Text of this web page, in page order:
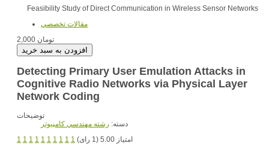
Feasibility Study of Direct Communication in Wireless Sensor Networks
مقالات تخصصي
2,000 تومان
Detecting Primary User Emulation Attacks in
Cognitive Radio Networks via Physical Layer
Network Coding
توضیحات
دسته: رشته مهندسي کامپيوتر
1 1 1 1 1 1 1 1 1 1
امتیاز 5.00 (1 رای)